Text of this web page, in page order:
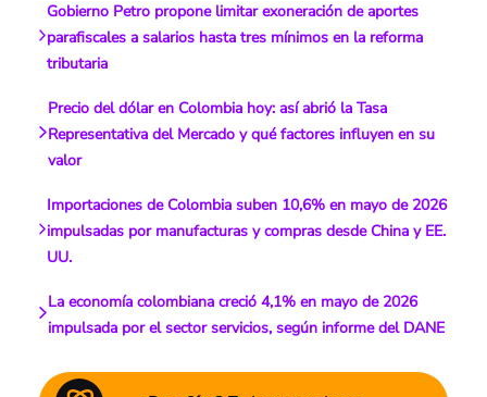
Gobierno Petro propone limitar exoneración de aportes
parafiscales a salarios hasta tres mínimos en la reforma
tributaria
Precio del dólar en Colombia hoy: así abrió la Tasa
Representativa del Mercado y qué factores influyen en su
valor
Importaciones de Colombia suben 10,6% en mayo de 2026
impulsadas por manufacturas y compras desde China y EE.
UU.
La economía colombiana creció 4,1% en mayo de 2026
impulsada por el sector servicios, según informe del DANE